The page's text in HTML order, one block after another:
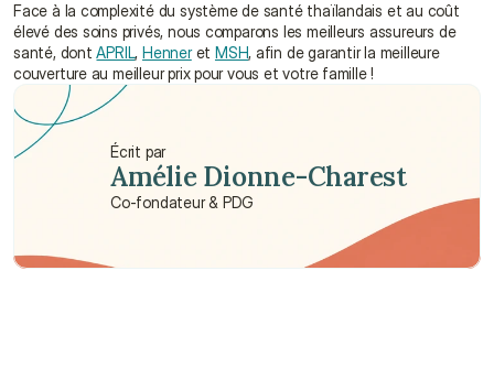
Face à la complexité du système de santé thaïlandais et au coût
élevé des soins privés, nous comparons les meilleurs assureurs de
santé, dont APRIL, Henner et MSH, afin de garantir la meilleure
couverture au meilleur prix pour vous et votre famille !
Écrit par
Amélie Dionne-Charest
Co-fondateur & PDG